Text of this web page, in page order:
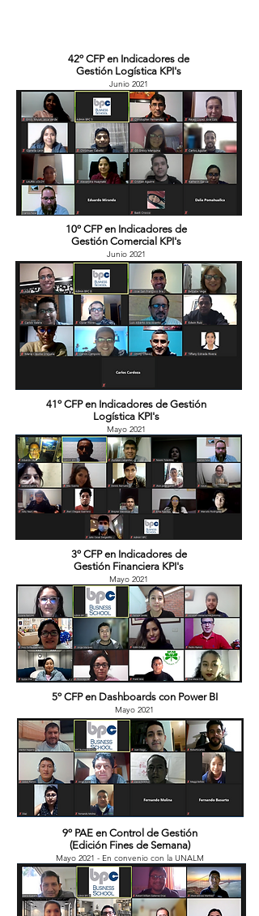
42º CFP en Indicadores de
Gestión Logística KPI's
Junio 2021
10º CFP en Indicadores de
Gestión Comercial KPI's
Junio 2021
41º CFP en Indicadores de Gestión
Logística KPI's
Mayo 2021
3º CFP en Indicadores de
Gestión Financiera KPI's
Mayo 2021
5º CFP en Dashboards con Power BI
Mayo 2021
9º PAE en Control de Gestión
(Edición Fines de Semana)
Mayo 2021 - En convenio con la UNALM